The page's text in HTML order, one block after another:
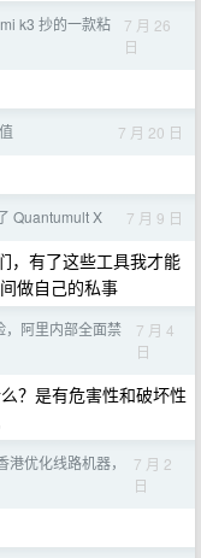
k3 抄的一款粘
7 月 26
日
7 月 20 日
Quantumult X 7 月 9 日
，有了这些工具我才能
做自己的私事
，阿里内部全面禁
7 月 4
日
？是有危害性和破坏性
港优化线路机器，
7 月 2
日